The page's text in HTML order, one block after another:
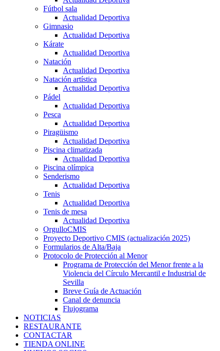
Fútbol sala
Actualidad Deportiva
Gimnasio
Actualidad Deportiva
Kárate
Actualidad Deportiva
Natación
Actualidad Deportiva
Natación artística
Actualidad Deportiva
Pádel
Actualidad Deportiva
Pesca
Actualidad Deportiva
Piragüismo
Actualidad Deportiva
Piscina climatizada
Actualidad Deportiva
Piscina olímpica
Senderismo
Actualidad Deportiva
Tenis
Actualidad Deportiva
Tenis de mesa
Actualidad Deportiva
OrgulloCMIS
Proyecto Deportivo CMIS (actualización 2025)
Formularios de Alta/Baja
Protocolo de Protección al Menor
Programa de Protección del Menor frente a la
Violencia del Círculo Mercantil e Industrial de
Sevilla
Breve Guía de Actuación
Canal de denuncia
Flujograma
NOTICIAS
RESTAURANTE
CONTACTAR
TIENDA ONLINE